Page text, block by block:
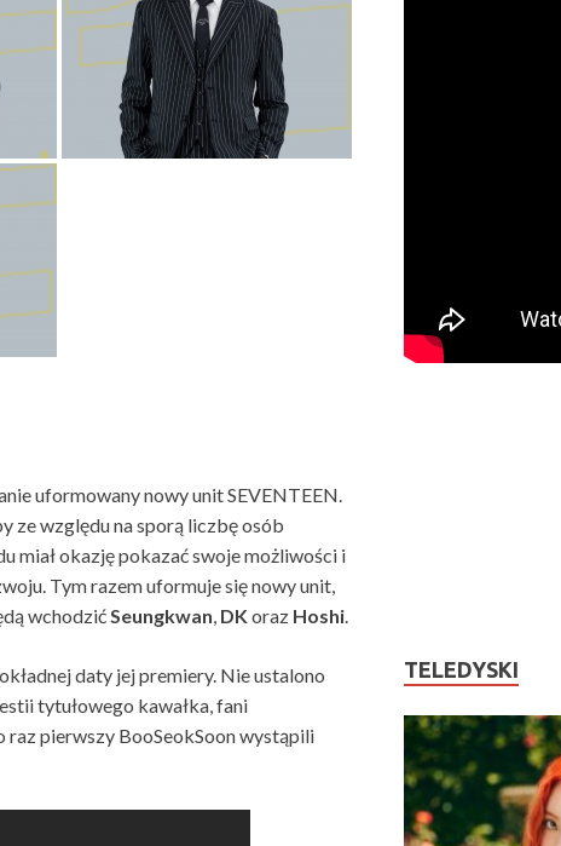
uformowany nowy unit SEVENTEEN.
ze względu na sporą liczbę osób
miał okazję pokazać swoje możliwości i
Tym razem uformuje się nowy unit,
wchodzićSeungkwan, DK oraz Hoshi.
daty jej premiery. Nie ustalono
tytułowego kawałka, fani
raz pierwszy BooSeokSoon wystąpili
TELEDYSKI